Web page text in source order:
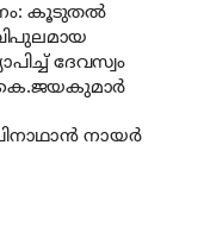
കൂടുതല്‍
ദേവസ്വം
നായര്‍